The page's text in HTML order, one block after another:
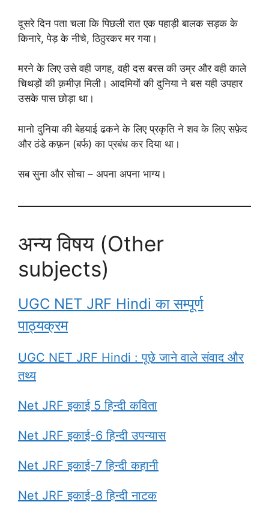
दूसरे दिन पता चला कि पिछली रात एक पहाड़ी बालक सड़क के
किनारे, पेड़ के नीचे, ठिठुरकर मर गया।
मरने के लिए उसे वही जगह, वही दस बरस की उम्र और वही काले
चिथड़ों की क़मीज़ मिली। आदमियों की दुनिया ने बस यही उपहार
उसके पास छोड़ा था।
मानो दुनिया की बेहयाई ढकने के लिए प्रकृति ने शव के लिए सफ़ेद
और ठंडे कफ़न (बर्फ) का प्रबंध कर दिया था।
सब सुना और सोचा – अपना अपना भाग्य।
अन्य विषय (Other
subjects)
UGC NET JRF Hindi का सम्पूर्ण
पाठ्यक्रम
UGC NET JRF Hindi : पूछे जाने वाले संवाद और
तथ्य
Net JRF इकाई 5 हिन्दी कविता
Net JRF इकाई-6 हिन्दी उपन्यास
Net JRF इकाई-7 हिन्दी कहानी
Net JRF इकाई-8 हिन्दी नाटक